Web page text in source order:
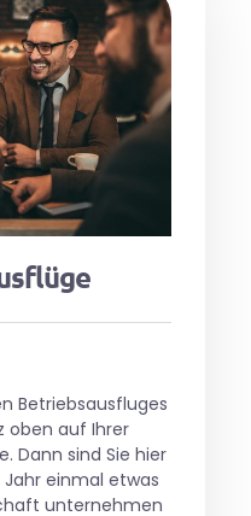
Betriebsausfluges
oben auf Ihrer
Dann sind Sie hier
Jahr einmal etwas
unternehmen